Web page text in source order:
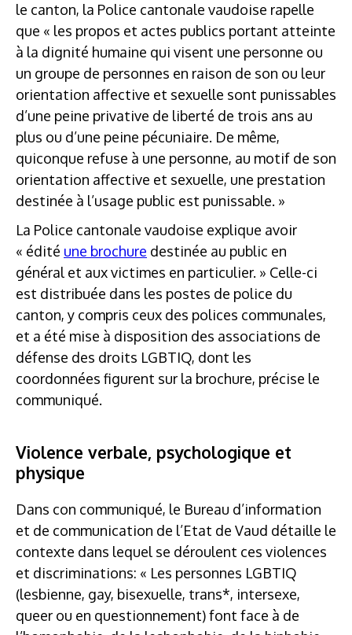
le canton, la Police cantonale vaudoise rapelle
que « les propos et actes publics portant atteinte
à la dignité humaine qui visent une personne ou
un groupe de personnes en raison de son ou leur
orientation affective et sexuelle sont punissables
d’une peine privative de liberté de trois ans au
plus ou d’une peine pécuniaire. De même,
quiconque refuse à une personne, au motif de son
orientation affective et sexuelle, une prestation
destinée à l’usage public est punissable. »
La Police cantonale vaudoise explique avoir
« édité une brochure destinée au public en
général et aux victimes en particulier. » Celle-ci
est distribuée dans les postes de police du
canton, y compris ceux des polices communales,
et a été mise à disposition des associations de
défense des droits LGBTIQ, dont les
coordonnées figurent sur la brochure, précise le
communiqué.
Violence verbale, psychologique et
physique
Dans con communiqué, le Bureau d’information
et de communication de l’Etat de Vaud détaille le
contexte dans lequel se déroulent ces violences
et discriminations: « Les personnes LGBTIQ
(lesbienne, gay, bisexuelle, trans*, intersexe,
queer ou en questionnement) font face à de